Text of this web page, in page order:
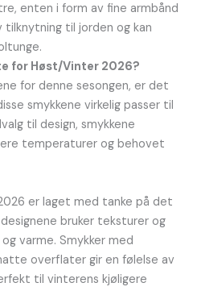
enten i form av fine armbånd
tilknytning til jorden og kan
for Høst/Vinter 2026?
for denne sesongen, er det
smykkene virkelig passer til
til design, smykkene
temperaturer og behovet
er laget med tanke på det
bruker teksturer og
varme. Smykker med
overflater gir en følelse av
til vinterens kjøligere